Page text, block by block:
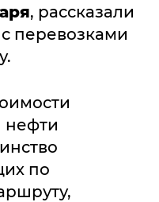
, рассказали
перевозками
нефти
по